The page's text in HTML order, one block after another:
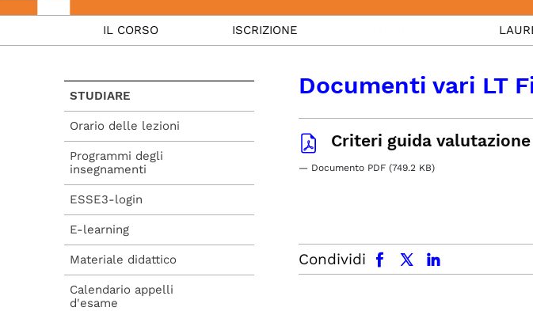
IL CORSO ISCRIZIONE
Documenti vari LT
Criteri guida
— Documento PDF (749.2 KB)
Condividi
facebook x.com linkedin
STUDIARE
Orario delle lezioni
Programmi degli
insegnamenti
ESSE3-login
E-learning
Materiale didattico
Calendario appelli
d'esame